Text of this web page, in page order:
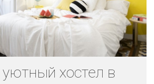
хостел в